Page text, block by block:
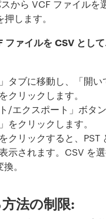
から VCF ファイルを
します。
ファイルを CSV とし
タブに移動し、「開
クリックします。
/エクスポート」ボタ
をクリックします。
クリックすると、PST
示されます。CSV を
。
法の制限: